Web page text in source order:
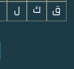
ق
ك ل